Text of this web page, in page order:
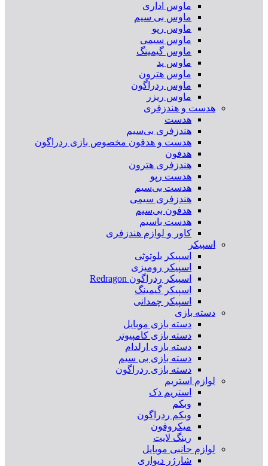
ماوس اداری
ماوس بی سیم
ماوس رپو
ماوس سیمی
ماوس گیمینگ
ماوس پد
ماوس هترون
ماوس ردراگون
ماوس ریزر
هدست و هندزفری
هدست
هندزفری بی‌سیم
هدست و هدفون مخصوص بازی ردراگون
هدفون
هندزفری هترون
هدست رپو
هدست بی‌سیم
هندزفری سیمی
هدفون بی‌سیم
هدست باسیم
کاور و لوازم هندزفری
اسپیکر
اسپیکر بلوتوثی
اسپیکر رومیزی
اسپیکر ردراگون Redragon
اسپیکر گیمینگ
اسپیکر چمدانی
دسته بازی
دسته بازی موبایل
دسته بازی کامپیوتر
دسته بازی ارلدام
دسته بازی بی سیم
دسته بازی ردراگون
لوازم استریم
استریم دک
وبکم
وبکم ردراگون
میکروفون
رینگ لایت
لوازم جانبی موبایل
شارژر دیواری